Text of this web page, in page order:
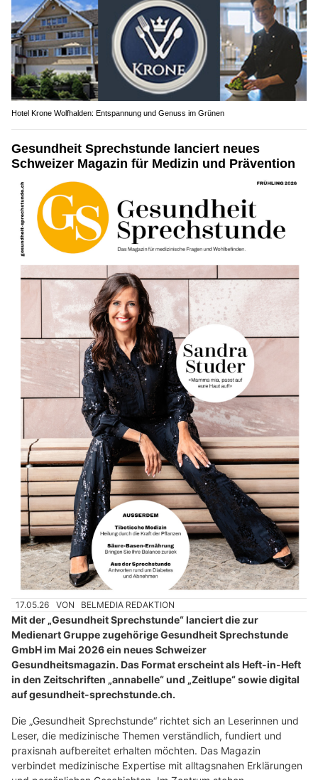
Hotel Krone Wolfhalden: Entspannung und Genuss im Grünen
Gesundheit Sprechstunde lanciert neues
Schweizer Magazin für Medizin und Prävention
17.05.26 VON BELMEDIA REDAKTION
Mit der „Gesundheit Sprechstunde“ lanciert die zur
Medienart Gruppe zugehörige Gesundheit Sprechstunde
GmbH im Mai 2026 ein neues Schweizer
Gesundheitsmagazin. Das Format erscheint als Heft-in-Heft
in den Zeitschriften „annabelle“ und „Zeitlupe“ sowie digital
auf gesundheit-sprechstunde.ch.
Die „Gesundheit Sprechstunde“ richtet sich an Leserinnen und
Leser, die medizinische Themen verständlich, fundiert und
praxisnah aufbereitet erhalten möchten. Das Magazin
verbindet medizinische Expertise mit alltagsnahen Erklärungen